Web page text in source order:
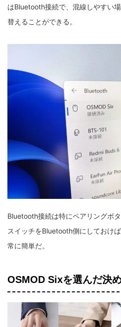
はBluetooth接続で、混線しやすい
替えることができる。
Bluetooth接続は特にペアリングボ
スイッチをBluetooth側にしておけ
常に簡単だ。
OSMOD Sixを選んだ決